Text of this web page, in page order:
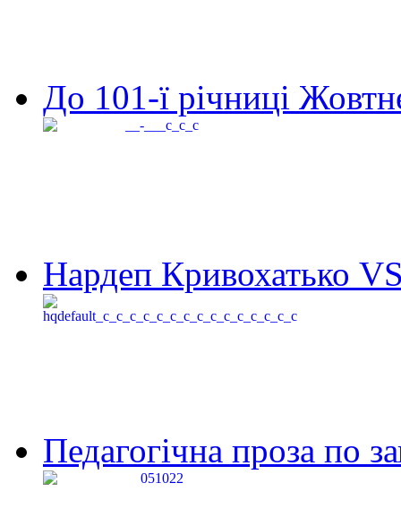
До 101-ї річниці
Нардеп Кривохатько
Педагогічна проза по